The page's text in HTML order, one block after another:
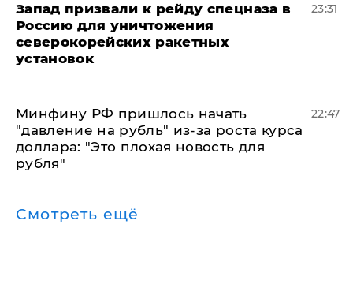
Запад призвали к рейду спецназа в
Россию для уничтожения
северокорейских ракетных
установок
23:31
Минфину РФ пришлось начать
"давление на рубль" из-за роста курса
доллара: "Это плохая новость для
рубля"
22:47
Смотреть ещё